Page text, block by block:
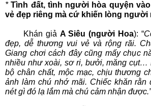
*Tình đất, tình người hòa quyện
vẻ đẹp riêng mà cứ khiến lòng người
Khán giả A Siêu (người Hoa): “
đẹp, dễ thương vui vẻ và rộng rãi.
Giang chơi cách đây cũng mấy chục
nhiều như xoài, sơ ri, bưởi, măng cụt…
bộ chân chất, mộc mạc, chịu thương
ảnh làm chú nhớ mãi. Chiếc khăn rằn
nét gì đó lạ lắm mà chú cảm nhận được.”